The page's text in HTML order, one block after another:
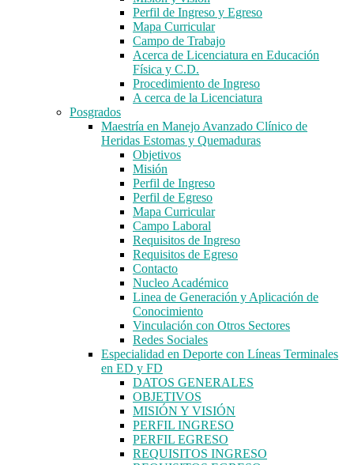
Perfil de Ingreso y Egreso
Mapa Curricular
Campo de Trabajo
Acerca de Licenciatura en Educación
Física y C.D.
Procedimiento de Ingreso
A cerca de la Licenciatura
Posgrados
Maestría en Manejo Avanzado Clínico de
Heridas Estomas y Quemaduras
Objetivos
Misión
Perfil de Ingreso
Perfil de Egreso
Mapa Curricular
Campo Laboral
Requisitos de Ingreso
Requisitos de Egreso
Contacto
Nucleo Académico
Linea de Generación y Aplicación de
Conocimiento
Vinculación con Otros Sectores
Redes Sociales
Especialidad en Deporte con Líneas Terminales
en ED y FD
DATOS GENERALES
OBJETIVOS
MISIÓN Y VISIÓN
PERFIL INGRESO
PERFIL EGRESO
REQUISITOS INGRESO